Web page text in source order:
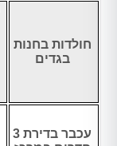
חולדות בחנות
בגדים
עכבר בדירת 3